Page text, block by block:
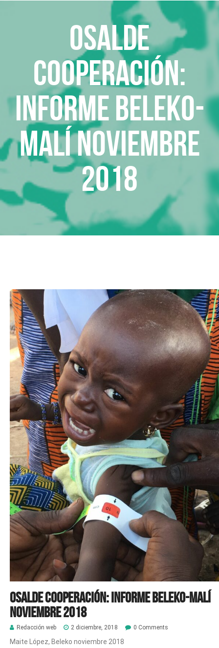
Osalde
cooperación:
Informe Beleko-
Malí Noviembre
2018
Osalde cooperación: Informe Beleko-Malí
Noviembre 2018
Redacción web 2 diciembre, 2018 0 Comments
Maite López, Beleko noviembre 2018